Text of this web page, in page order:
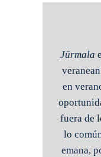
Jürmala
en
fuera de
lo
emana,